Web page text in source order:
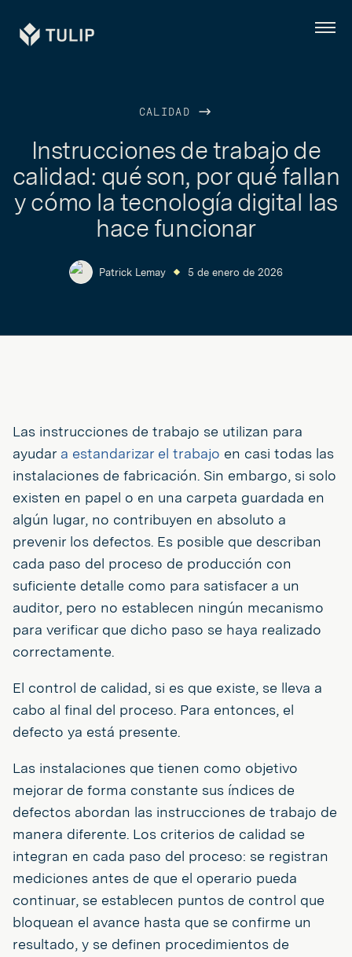
Tulip Menú
CALIDAD
Instrucciones de trabajo de
calidad: qué son, por qué fallan
y cómo la tecnología digital las
hace funcionar
Patrick Lemay 5 de enero de 2026
Las instrucciones de trabajo se utilizan para
ayudar a estandarizar el trabajo en casi todas las
instalaciones de fabricación. Sin embargo, si solo
existen en papel o en una carpeta guardada en
algún lugar, no contribuyen en absoluto a
prevenir los defectos. Es posible que describan
cada paso del proceso de producción con
suficiente detalle como para satisfacer a un
auditor, pero no establecen ningún mecanismo
para verificar que dicho paso se haya realizado
correctamente.
El control de calidad, si es que existe, se lleva a
cabo al final del proceso. Para entonces, el
defecto ya está presente.
Las instalaciones que tienen como objetivo
mejorar de forma constante sus índices de
defectos abordan las instrucciones de trabajo de
manera diferente. Los criterios de calidad se
integran en cada paso del proceso: se registran
mediciones antes de que el operario pueda
continuar, se establecen puntos de control que
bloquean el avance hasta que se confirme un
resultado, y se definen procedimientos de